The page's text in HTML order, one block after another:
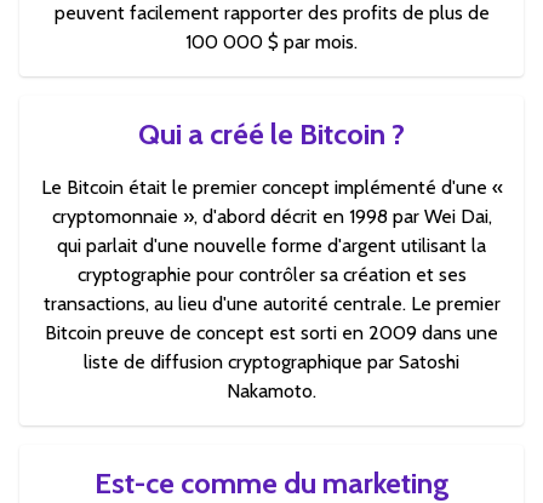
peuvent facilement rapporter des profits de plus de
100 000 $ par mois.
Qui a créé le Bitcoin ?
Le Bitcoin était le premier concept implémenté d'une «
cryptomonnaie », d'abord décrit en 1998 par Wei Dai,
qui parlait d'une nouvelle forme d'argent utilisant la
cryptographie pour contrôler sa création et ses
transactions, au lieu d'une autorité centrale. Le premier
Bitcoin preuve de concept est sorti en 2009 dans une
liste de diffusion cryptographique par Satoshi
Nakamoto.
Est-ce comme du marketing